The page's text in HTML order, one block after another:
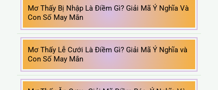
Mơ Thấy Bị Nhập Là Điềm Gì? Giải Mã Ý Nghĩa Và
Con Số May Mắn
Mơ Thấy Lễ Cưới Là Điềm Gì? Giải Mã Ý Nghĩa và
Con Số May Mắn